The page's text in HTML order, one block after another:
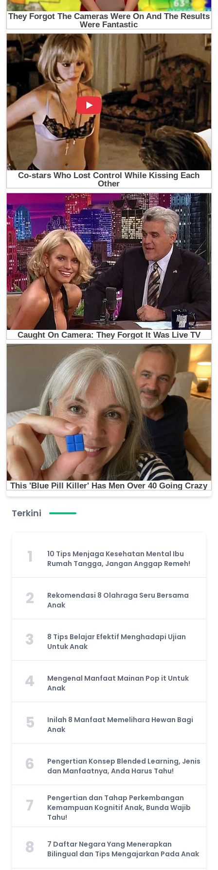
Terkini
1
10 Tips Menjaga Kesehatan Mental Ibu
Rumah Tangga, Jangan Anggap Remeh!
2
Rekomendasi 8 Olahraga Seru Bersama
Anak
3
8 Tips Belajar Efektif Menghadapi Ujian
Untuk Anak
4
Mengenal Manfaat Mainan Pop it Untuk
Anak
5
Inilah 8 Manfaat Memelihara Hewan Bagi
Anak
6
Pengertian Konsep Blended Learning, Jenis
dan Manfaatnya, Anda Harus Tahu!
7
Pengertian dan Tahap Perkembangan
Kemampuan Kognitif Anak, Bunda Wajib
Tahu!
8
7 Daftar Negara Yang Menerapkan
Bilingual dan Tips Mengajarkan Pada Anak